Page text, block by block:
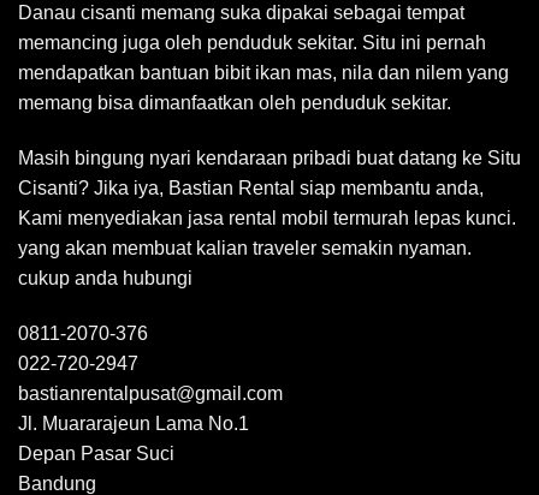
Danau cisanti memang suka dipakai sebagai tempat
memancing juga oleh penduduk sekitar. Situ ini pernah
mendapatkan bantuan bibit ikan mas, nila dan nilem yang
memang bisa dimanfaatkan oleh penduduk sekitar.
Masih bingung nyari kendaraan pribadi buat datang ke Situ
Cisanti? Jika iya, Bastian Rental siap membantu anda,
Kami menyediakan jasa rental mobil termurah lepas kunci.
yang akan membuat kalian traveler semakin nyaman.
cukup anda hubungi
0811-2070-376
022-720-2947
bastianrentalpusat@gmail.com
Jl. Muararajeun Lama No.1
Depan Pasar Suci
Bandung